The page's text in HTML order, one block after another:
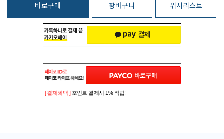
바로구매 장바구니 위시리스트
[ 결제혜택 ] 포인트 결제시 1% 적립!